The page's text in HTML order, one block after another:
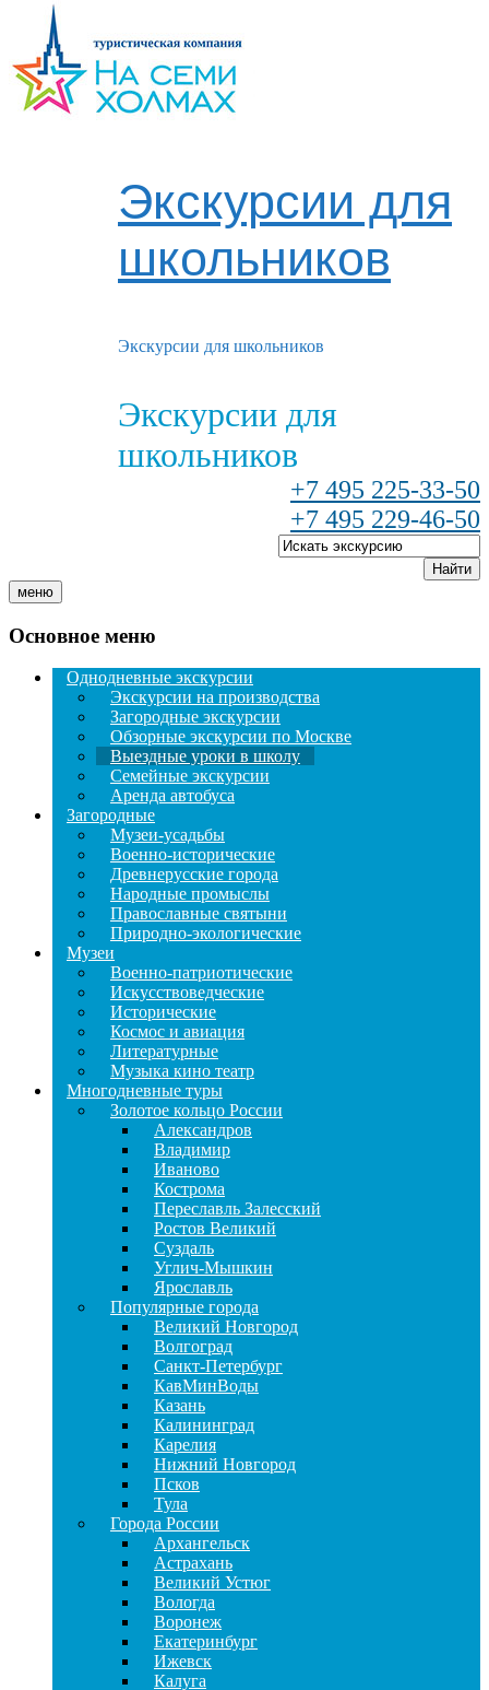
Экскурсии для
школьников
Экскурсии для школьников
Экскурсии для
школьников
+7 495 225-33-50
+7 495 229-46-50
Найти
меню
Основное меню
Однодневные экскурсии
Экскурсии на производства
Загородные экскурсии
Обзорные экскурсии по Москве
Выездные уроки в школу
Семейные экскурсии
Аренда автобуса
Загородные
Музеи-усадьбы
Военно-исторические
Древнерусские города
Народные промыслы
Православные святыни
Природно-экологические
Музеи
Военно-патриотические
Искусствоведческие
Исторические
Космос и авиация
Литературные
Музыка кино театр
Многодневные туры
Золотое кольцо России
Александров
Владимир
Иваново
Кострома
Переславль Залесский
Ростов Великий
Суздаль
Углич-Мышкин
Ярославль
Популярные города
Великий Новгород
Волгоград
Санкт-Петербург
КавМинВоды
Казань
Калининград
Карелия
Нижний Новгород
Псков
Тула
Города России
Архангельск
Астрахань
Великий Устюг
Вологда
Воронеж
Екатеринбург
Ижевск
Калуга